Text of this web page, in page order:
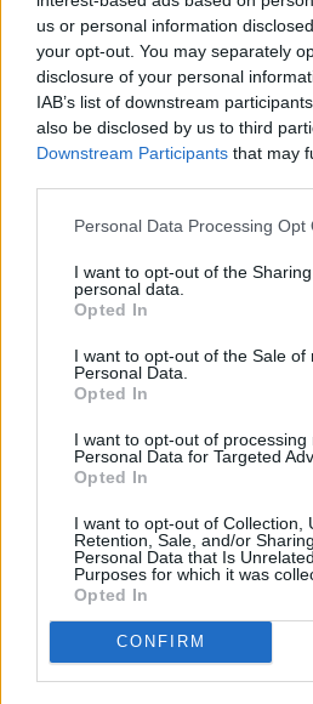
us or personal information
your opt-out. You may separately
disclosure of your personal
IAB’s list of downstream
also be disclosed by us to third
Downstream Participants that may
Personal Data Processing Opt
I want to opt-out of the
personal data.
Opted In
I want to opt-out of the Sale of
Personal Data.
Opted In
I want to opt-out of processing
Personal Data for Targeted
Opted In
I want to opt-out of Collection,
Retention, Sale, and/or
Personal Data that Is
Purposes for which it was
Opted In
CONFIRM
ΠερισσότερεςΕιδήσεις